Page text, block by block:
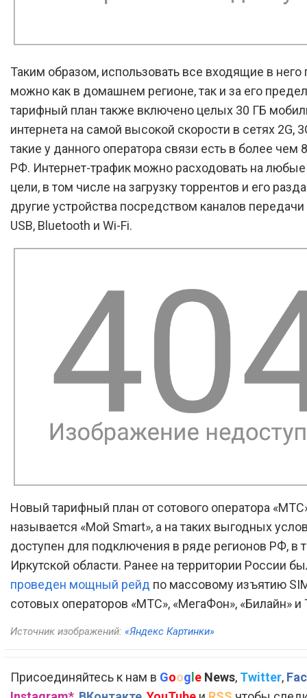
Таким образом, использовать все входящие в него
можно как в домашнем регионе, так и за его
тарифный план также включено целых 30 ГБ
интернета на самой высокой скорости в сетях 2G,
такие у данного оператора связи есть в более чем
РФ. Интернет-трафик можно расходовать на
цели, в том числе на загрузку торрентов и его
другие устройства посредством каналов
USB, Bluetooth и Wi-Fi.
Новый тарифный план от сотового оператора
называется «Мой Smart», а на таких выгодных
доступен для подключения в ряде регионов РФ, в
Иркутской области. Ранее на территории России
проведен мощный рейд по массовому изъятию
сотовых операторов «МТС», «МегаФон», «Билайн» и
Источник изображений: «Яндекс Картинки»
Присоединяйтесь к нам в Goog e News, Twitter,